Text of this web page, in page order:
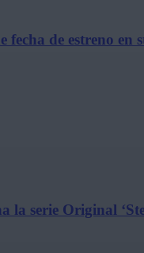
fecha de estreno en
la serie Original